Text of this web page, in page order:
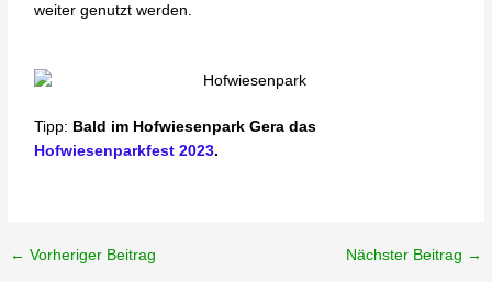
weiter genutzt werden.
Tipp: Bald im Hofwiesenpark Gera das
Hofwiesenparkfest 2023.
← Vorheriger Beitrag Nächster Beitrag →